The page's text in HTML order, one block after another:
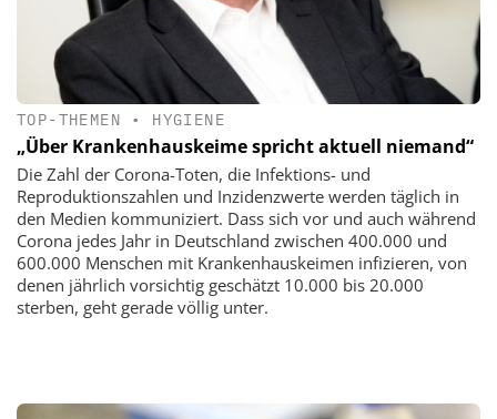
TOP-THEMEN • HYGIENE
„Über Krankenhauskeime spricht aktuell niemand“
Die Zahl der Corona-Toten, die Infektions- und
Reproduktionszahlen und Inzidenzwerte werden täglich in
den Medien kommuniziert. Dass sich vor und auch während
Corona jedes Jahr in Deutschland zwischen 400.000 und
600.000 Menschen mit Krankenhauskeimen infizieren, von
denen jährlich vorsichtig geschätzt 10.000 bis 20.000
sterben, geht gerade völlig unter.